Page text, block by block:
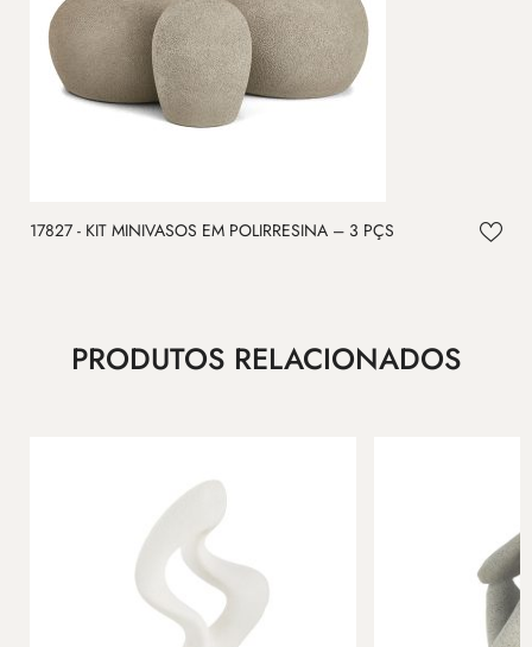
17827 - KIT MINIVASOS EM POLIRRESINA – 3 PÇS
PRODUTOS RELACIONADOS